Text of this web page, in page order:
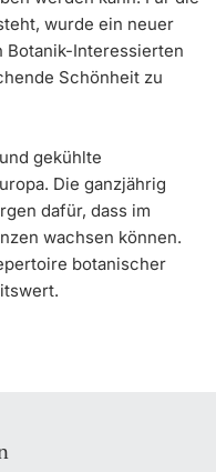
wurde ein neuer
Botanik-Interessierten
Schönheit zu
gekühlte
Die ganzjährig
dafür, dass im
wachsen können.
botanischer